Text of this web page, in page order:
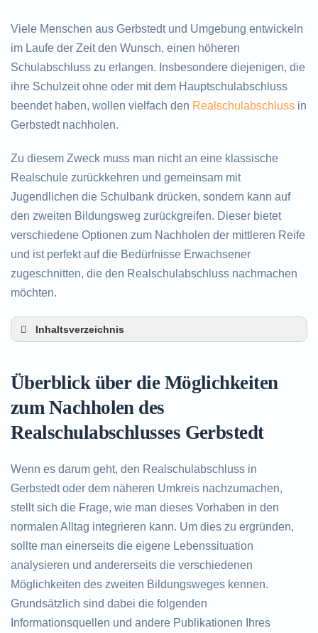
Viele Menschen aus Gerbstedt und Umgebung entwickeln
im Laufe der Zeit den Wunsch, einen höheren
Schulabschluss zu erlangen. Insbesondere diejenigen, die
ihre Schulzeit ohne oder mit dem Hauptschulabschluss
beendet haben, wollen vielfach den Realschulabschluss in
Gerbstedt nachholen.
Zu diesem Zweck muss man nicht an eine klassische
Realschule zurückkehren und gemeinsam mit
Jugendlichen die Schulbank drücken, sondern kann auf
den zweiten Bildungsweg zurückgreifen. Dieser bietet
verschiedene Optionen zum Nachholen der mittleren Reife
und ist perfekt auf die Bedürfnisse Erwachsener
zugeschnitten, die den Realschulabschluss nachmachen
möchten.
Inhaltsverzeichnis
Alternativen zum nachträglichen Erwerb des
Realschulabschlusses in Gerbstedt
des Realschulabschlusses
Überblick über die Möglichkeiten
zum Nachholen des
Realschulabschlusses Gerbstedt
Wenn es darum geht, den Realschulabschluss in
Gerbstedt oder dem näheren Umkreis nachzumachen,
stellt sich die Frage, wie man dieses Vorhaben in den
normalen Alltag integrieren kann. Um dies zu ergründen,
sollte man einerseits die eigene Lebenssituation
analysieren und andererseits die verschiedenen
Möglichkeiten des zweiten Bildungsweges kennen.
Grundsätzlich sind dabei die folgenden
Informationsquellen und andere Publikationen Ihres